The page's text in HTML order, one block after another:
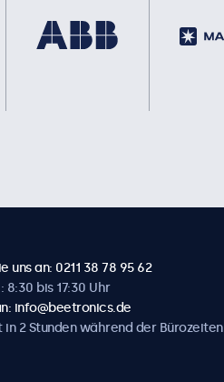
uns an: 0211 38 78 95 62
8:30 bis 17:30 Uhr
info@beetronics.de
2 Stunden während der Bürozeiten